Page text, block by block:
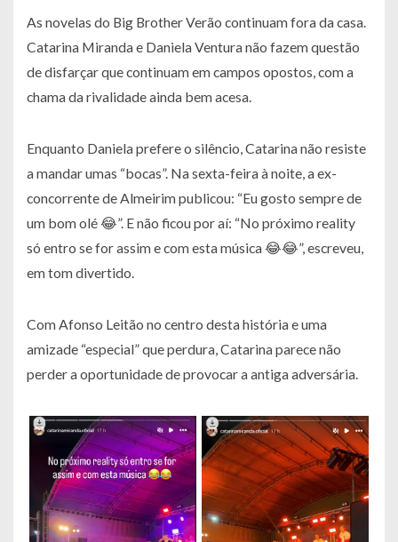
As novelas do Big Brother Verão continuam fora da casa.
Catarina Miranda e Daniela Ventura não fazem questão
de disfarçar que continuam em campos opostos, com a
chama da rivalidade ainda bem acesa.
Enquanto Daniela prefere o silêncio, Catarina não resiste
a mandar umas “bocas”. Na sexta-feira à noite, a ex-
concorrente de Almeirim publicou: “Eu gosto sempre de
um bom olé 😂”. E não ficou por aí: “No próximo reality
só entro se for assim e com esta música 😂😂”, escreveu,
em tom divertido.
Com Afonso Leitão no centro desta história e uma
amizade “especial” que perdura, Catarina parece não
perder a oportunidade de provocar a antiga adversária.